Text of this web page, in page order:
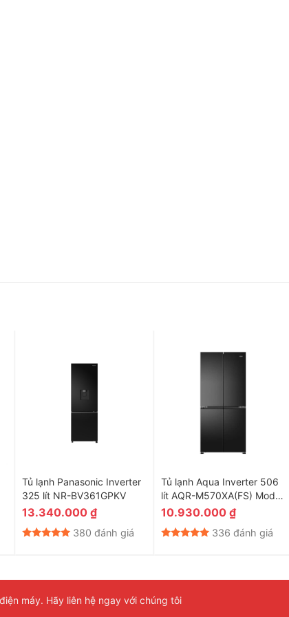
là công nghệ kháng khuẩn và khử mùi ABT
ngăn ngừa sự phát triển của vi sinh vật có thể làm hư
Tủ lạnh Panasonic Inverter
325 lít NR-BV361GPKV
13.340.000₫
380 đánh giá
Tủ lạnh Aqua Inverter 506
lít AQR-M570XA(FS) Model
2026
10.930.000 ₫
336 đánh giá
máy. Hãy liên hệ ngay với chúng tôi